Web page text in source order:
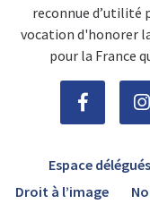
reconnue d’utilité
vocation d'honorer
pour la France
Espace délégués
Droit à l’image